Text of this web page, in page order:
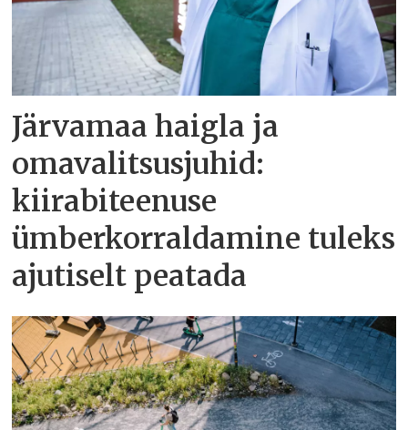
Järvamaa haigla ja
omavalitsusjuhid:
kiirabiteenuse
ümberkorraldamine tuleks
ajutiselt peatada